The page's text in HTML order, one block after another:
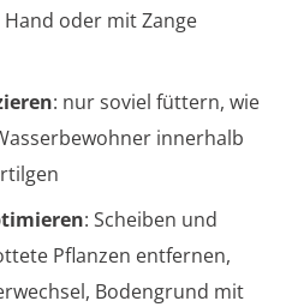
oder mit Zange
: nur soviel füttern, wie
innerhalb
: Scheiben und
Pflanzen entfernen,
Bodengrund mit